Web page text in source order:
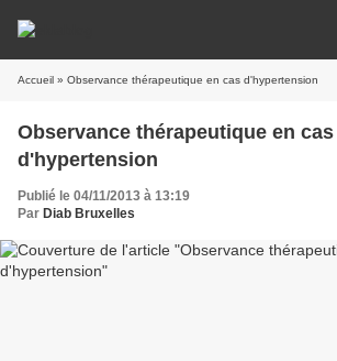
Accueil » Observance thérapeutique en cas d'hypertension
Observance thérapeutique en cas
d'hypertension
Publié le 04/11/2013 à 13:19
Par Diab Bruxelles